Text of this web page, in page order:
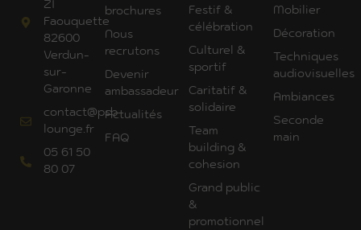
ZI
Faouquette
82600
Verdun-
sur-
Garonne
contact@psb-
lounge.fr
05 61 50
80 07
brochures
Nous
recrutons
Devenir
ambassadeur
Actualités
FAQ
Festif &
célébration
Culturel &
sportif
Caritatif &
solidaire
Team
building &
cohesion
Grand public
&
promotionnel
Mobilier
Décoration
Techniques
audiovisuelles
Ambiances
Seconde
main